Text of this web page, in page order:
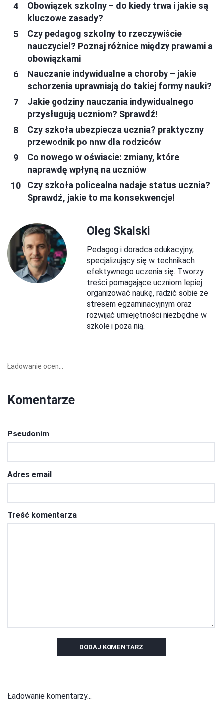
Obowiązek szkolny – do kiedy trwa i jakie są
kluczowe zasady?
Czy pedagog szkolny to rzeczywiście
nauczyciel? Poznaj różnice między prawami a
obowiązkami
Nauczanie indywidualne a choroby – jakie
schorzenia uprawniają do takiej formy nauki?
Jakie godziny nauczania indywidualnego
przysługują uczniom? Sprawdź!
Czy szkoła ubezpiecza ucznia? praktyczny
przewodnik po nnw dla rodziców
Co nowego w oświacie: zmiany, które
naprawdę wpłyną na uczniów
Czy szkoła policealna nadaje status ucznia?
Sprawdź, jakie to ma konsekwencje!
Oleg Skalski
Pedagog i doradca edukacyjny,
specjalizujący się w technikach
efektywnego uczenia się. Tworzy
treści pomagające uczniom lepiej
organizować naukę, radzić sobie ze
stresem egzaminacyjnym oraz
rozwijać umiejętności niezbędne w
szkole i poza nią.
Ładowanie ocen...
Komentarze
Pseudonim
Adres email
Treść komentarza
DODAJ KOMENTARZ
Ładowanie komentarzy...